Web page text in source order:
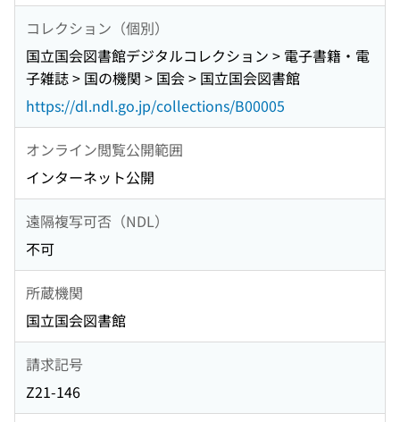
コレクション（個別）
国立国会図書館デジタルコレクション > 電子書籍・電
子雑誌 > 国の機関 > 国会 > 国立国会図書館
https://dl.ndl.go.jp/collections/B00005
オンライン閲覧公開範囲
インターネット公開
遠隔複写可否（NDL）
不可
所蔵機関
国立国会図書館
請求記号
Z21-146